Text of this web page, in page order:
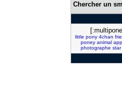
Chercher un
little pony 4chan
poney animal
photographe star